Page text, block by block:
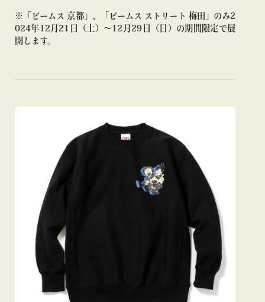
※「ビームス 京都」、「ビームス ストリート 梅田」のみ2
024年12月21日（土）〜12月29日（日）の期間限定で展
開します。